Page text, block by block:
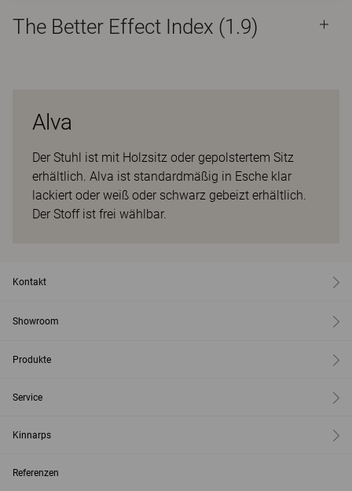
The Better Effect Index (1.9)
Alva
Der Stuhl ist mit Holzsitz oder gepolstertem Sitz
erhältlich. Alva ist standardmäßig in Esche klar
lackiert oder weiß oder schwarz gebeizt erhältlich.
Der Stoff ist frei wählbar.
Kontakt
Showroom
Produkte
Service
Kinnarps
Referenzen